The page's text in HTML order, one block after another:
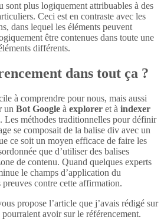
sont plus logiquement attribuables à des
Ceci est en contraste avec les
dans lequel les éléments peuvent
être contenues dans toute une
différents.
dans tout ça ?
à comprendre pour nous, mais aussi
un Bot Google à explorer et à indexer
Les méthodes traditionnelles pour définir
se composait de la balise div avec un
ce soit un moyen efficace de faire les
que d’utiliser des balises
de contenu. Quand quelques experts
le champs d’application du
contre cette affirmation.
propose l’article que j’avais rédigé sur
pourraient avoir sur le référencement.